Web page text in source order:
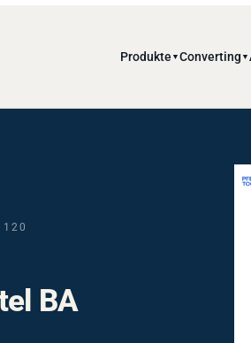
Produkte Converting
120
BA